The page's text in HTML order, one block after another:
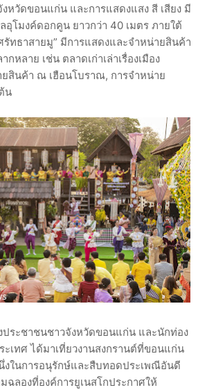
หวัดขอนแก่น และการแสดงแสง สี เสียง มี
อุโมงค์ดอกคูน ยาวกว่า 40 เมตร ภายใต้
ทธาสายมู” มีการแสดงและจำหน่ายสินค้า
ลาย เช่น ตลาดเก่าเล่าเรื่องเมือง
สินค้า ณ เฮือนโบราณ, การจำหน่าย
น
ระชาชนชาวจังหวัดขอนแก่น และนักท่อง
ะเทศ ได้มาเที่ยวงานสงกรานต์ที่ขอนแก่น
งในการอนุรักษ์และสืบทอดประเพณีอันดี
ฉลองที่องค์การยูเนสโกประกาศให้